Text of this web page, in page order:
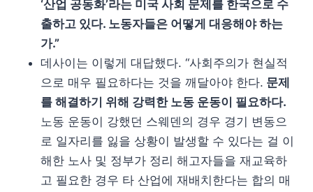
‘산업 공동화’라는 미국 사회 문제를 한국으로 수
출하고 있다. 노동자들은 어떻게 대응해야 하는
가.”
데사이는 이렇게 대답했다. “사회주의가 현실적
으로 매우 필요하다는 것을 깨달아야 한다. 문제
를 해결하기 위해 강력한 노동 운동이 필요하다.
노동 운동이 강했던 스웨덴의 경우 경기 변동으
로 일자리를 잃을 상황이 발생할 수 있다는 걸 이
해한 노사 및 정부가 정리 해고자들을 재교육하
고 필요한 경우 타 산업에 재배치한다는 합의 매